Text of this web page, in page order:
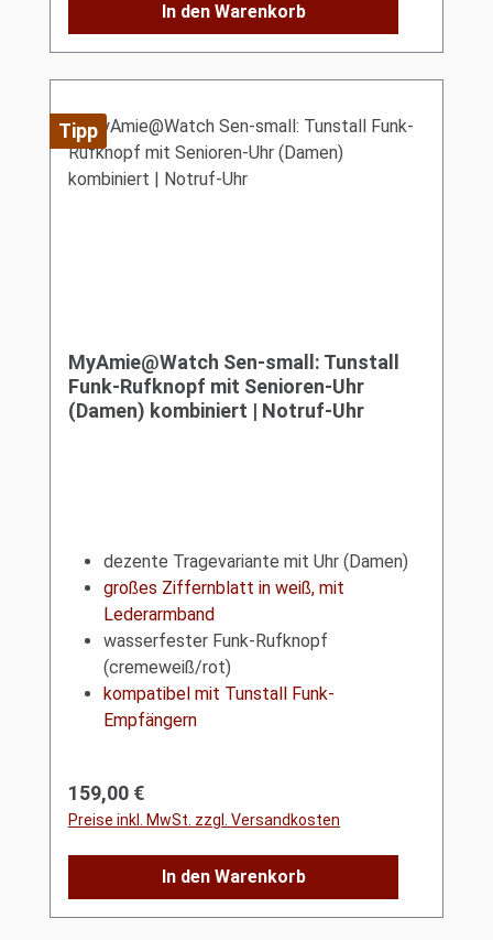
In den Warenkorb
Tipp
MyAmie@Watch Sen-small: Tunstall
Funk-Rufknopf mit Senioren-Uhr
(Damen) kombiniert | Notruf-Uhr
dezente Tragevariante mit Uhr (Damen)
großes Ziffernblatt in weiß, mit
Lederarmband
wasserfester Funk-Rufknopf
(cremeweiß/rot)
kompatibel mit Tunstall Funk-
Empfängern
Regulärer Preis:
159,00 €
Preise inkl. MwSt. zzgl. Versandkosten
In den Warenkorb